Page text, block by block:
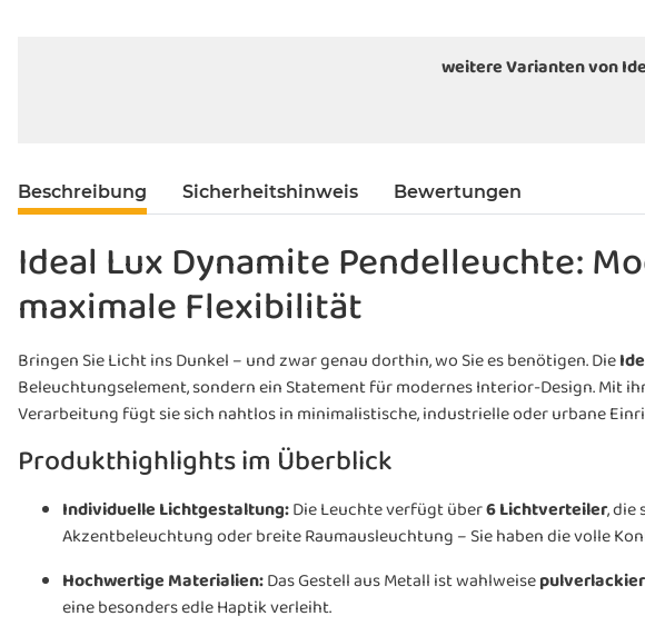
weitere Varianten von
Beschreibung Sicherheitshinweis Bewertungen
Ideal Lux Dynamite Pendelleuchte:
maximale Flexibilität
Bringen Sie Licht ins Dunkel – und zwar genau dorthin, wo Sie es benötigen. Die
Beleuchtungselement, sondern ein Statement für modernes Interior-Design. Mit
Verarbeitung fügt sie sich nahtlos in minimalistische, industrielle oder urbane
Produkthighlights im Überblick
Individuelle Lichtgestaltung:Die Leuchte verfügt über6 Lichtverteiler, die
Akzentbeleuchtung oder breite Raumausleuchtung – Sie haben die volle
Hochwertige Materialien:Das Gestell aus Metall ist wahlweise
eine besonders edle Haptik verleiht.